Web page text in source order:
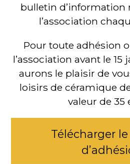
bulletin d’information
l’association
Pour toute adhésion
l’association avant le 15
aurons le plaisir de
loisirs de céramique
valeur de 35
Télécharger